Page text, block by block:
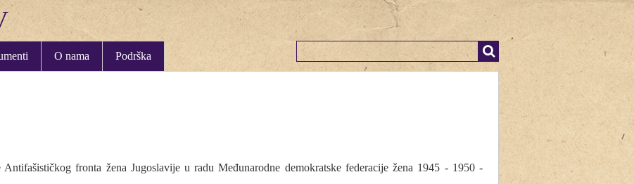
O nama Podrška
fronta žena Jugoslavije u radu Međunarodne demokratske federacije žena 1945 - 1950 -